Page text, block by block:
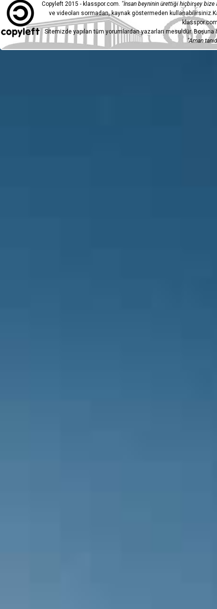
Copyleft 2015 - klasspor.com. "İnsan beyninin ürettiği hiçbirşey bize
ve videoları sormadan, kaynak göstermeden
Sitemizde yapılan tüm yorumlardan yazarları mesuldür.
"Aman